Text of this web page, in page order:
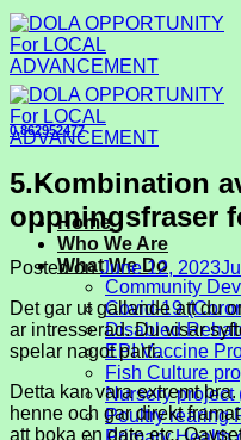
Skip
to
content
Home
Who We Are
What We Do
Community
Covid-19
Disabled
EPI Vaccine
Fish Culture
Nursery project
Poultry rearing
0,862952477
5.Kombination
oppningsfraser
Posted onJune 12, 2023
Det gar ut gallande att du
ar intresserad. Du visar
spelar nagot parti.
Detta kan vara extremt
henne och gar direkt
att boka en date etc.